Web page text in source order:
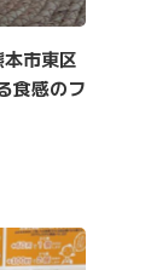
市東区
食感のフ